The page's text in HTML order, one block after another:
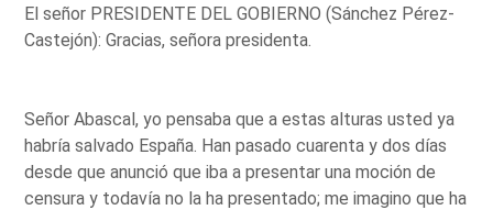
El señor PRESIDENTE DEL GOBIERNO (Sánchez Pérez-
Castejón): Gracias, señora presidenta.
Señor Abascal, yo pensaba que a estas alturas usted ya
habría salvado España. Han pasado cuarenta y dos días
desde que anunció que iba a presentar una moción de
censura y todavía no la ha presentado; me imagino que ha